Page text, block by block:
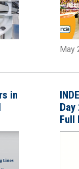
May
in
Day
Full